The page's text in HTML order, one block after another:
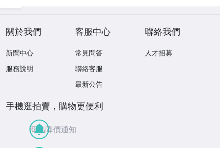
關於我們
新聞中心
服務說明
客服中心
常見問答
聯絡客服
最新公告
聯絡我們
人才招募
手機逛拍賣，購物更便利
商品降價通知